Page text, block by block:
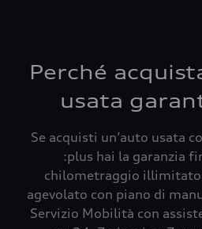
Perché
usata
Se acquisti un’auto usata
:plus hai la garanzia
chilometraggio
agevolato con piano di
Servizio Mobilità con